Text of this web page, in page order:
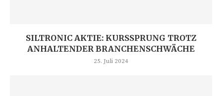
SILTRONIC AKTIE: KURSSPRUNG TROTZ
ANHALTENDER BRANCHENSCHWÄCHE
25. Juli 2024